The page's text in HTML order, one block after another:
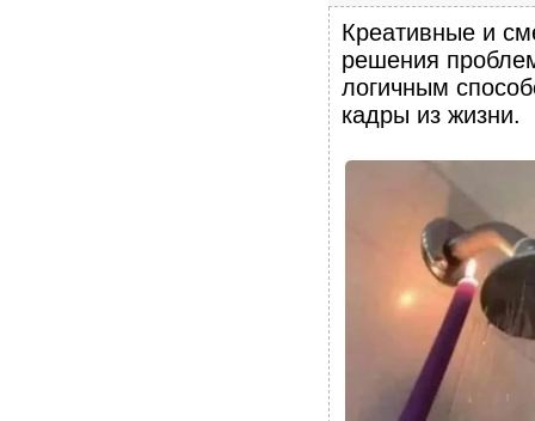
Креативные и
решения
логичным
кадры из жизни.